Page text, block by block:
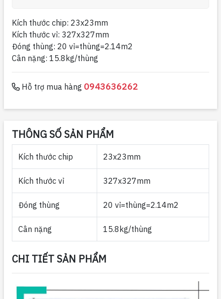
Kích thước chip: 23x23mm
Kích thước vỉ: 327x327mm
Đóng thùng: 20 vỉ=thùng=2.14m2
Cân nặng: 15.8kg/thùng
Hỗ trợ mua hàng 0943636262
THÔNG SỐ SẢN PHẨM
Kích thước chip 23x23mm
Kích thước vỉ 327x327mm
Đóng thùng 20 vỉ=thùng=2.14m2
Cân nặng 15.8kg/thùng
CHI TIẾT SẢN PHẨM